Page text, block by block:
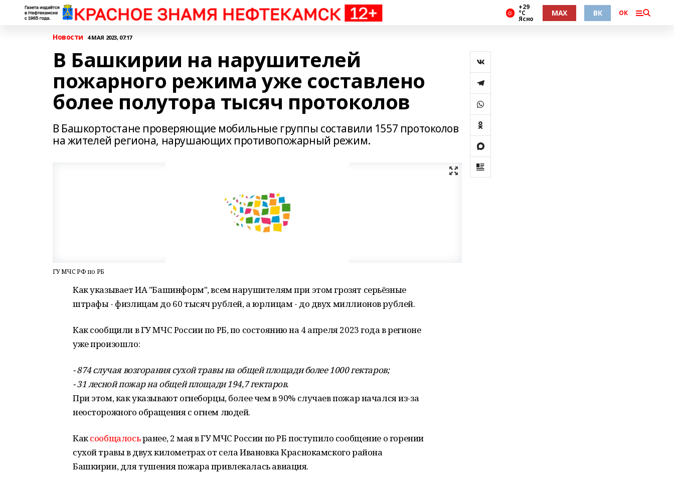
+29
°С
Ясно
MAX ВК ОК
Новости 4 МАЯ 2023, 07:17
В Башкирии на нарушителей
пожарного режима уже составлено
более полутора тысяч протоколов
В Башкортостане проверяющие мобильные группы составили 1557 протоколов
на жителей региона, нарушающих противопожарный режим.
ГУ МЧС РФ по РБ
Как указывает ИА "Башинформ", всем нарушителям при этом грозят серьёзные
штрафы - физлицам до 60 тысяч рублей, а юрлицам - до двух миллионов рублей.
Как сообщили в ГУ МЧС России по РБ, по состоянию на 4 апреля 2023 года в регионе
уже произошло:
- 874 случая возгорания сухой травы на общей площади более 1000 гектаров;
- 31 лесной пожар на общей площади 194,7 гектаров.
При этом, как указывают огнеборцы, более чем в 90% случаев пожар начался из-за
неосторожного обращения с огнем людей.
Каксообщалосьранее, 2 мая в ГУ МЧС России по РБ поступило сообщение о горении
сухой травы в двух километрах от села Ивановка Краснокамского района
Башкирии, для тушения пожара привлекалась авиация.